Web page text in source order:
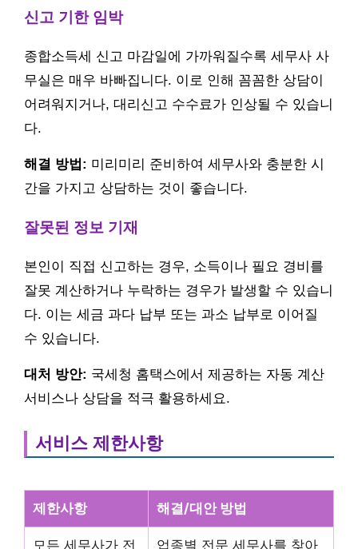
신고 기한 임박
종합소득세 신고 마감일에 가까워질수록 세무사 사
무실은 매우 바빠집니다. 이로 인해 꼼꼼한 상담이
어려워지거나, 대리신고 수수료가 인상될 수 있습니
다.
해결 방법: 미리미리 준비하여 세무사와 충분한 시
간을 가지고 상담하는 것이 좋습니다.
잘못된 정보 기재
본인이 직접 신고하는 경우, 소득이나 필요 경비를
잘못 계산하거나 누락하는 경우가 발생할 수 있습니
다. 이는 세금 과다 납부 또는 과소 납부로 이어질
수 있습니다.
대처 방안: 국세청 홈택스에서 제공하는 자동 계산
서비스나 상담을 적극 활용하세요.
서비스 제한사항
제한사항 해결/대안 방법
모든 세무사가 전
업종별 전문 세무사를 찾아